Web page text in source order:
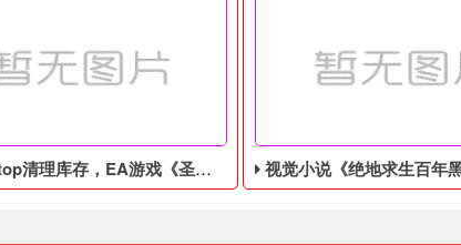
库存，EA游戏《圣歌》以1美分售出 视觉小说《绝地求生百年黑号收》确认登陆Switch，